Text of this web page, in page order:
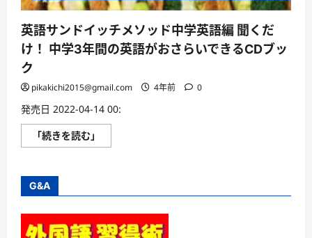
英語サンドイッチメソッド中学英語編 聞くだ
け！ 中学3年間の英語がおさらいできるCDブッ
ク
pikakichi2015@gmail.com 4年前 0
発売日 2022-04-14 00:
「続きを読む」
語
ッ
メ
ソ
ッ
G&A